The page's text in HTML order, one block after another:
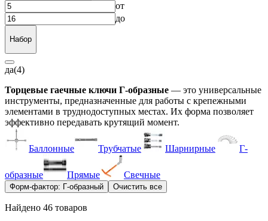
от
до
Набор
да(4)
Торцевые гаечные ключи Г-образные — это универсальные
инструменты, предназначенные для работы с крепежными
элементами в труднодоступных местах. Их форма позволяет
эффективно передавать крутящий момент.
Баллонные Трубчатые Шарнирные Г-
образные Прямые Свечные
Форм-фактор: Г-образный Очистить все
Найдено 46 товаров